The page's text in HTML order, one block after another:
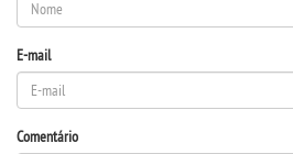
LOGIN
PORTAL DE ALUNOS
E-mail
Comentário